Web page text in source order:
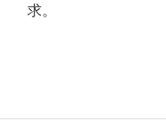
求。